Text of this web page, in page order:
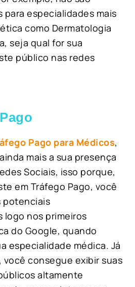
para especialidades mais
como Dermatologia
seja qual for sua
público nas redes
Pago para Médicos,
mais a sua presença
Sociais, isso porque,
em Tráfego Pago, você
potenciais
nos primeiros
do Google, quando
especialidade médica. Já
você consegue exibir suas
altamente